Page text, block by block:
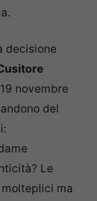
decisione
novembre
del
Le
ma